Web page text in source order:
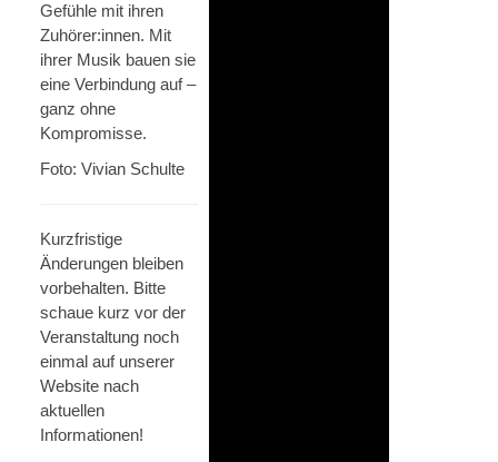
Gefühle mit ihren
Zuhörer:innen. Mit
ihrer Musik bauen sie
eine Verbindung auf –
ganz ohne
Kompromisse.
Foto: Vivian Schulte
Kurzfristige
Änderungen bleiben
vorbehalten. Bitte
schaue kurz vor der
Veranstaltung noch
einmal auf unserer
Website nach
aktuellen
Informationen!